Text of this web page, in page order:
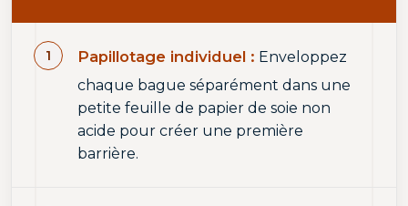
Papillotage individuel : Enveloppez
chaque bague séparément dans une
petite feuille de papier de soie non
acide pour créer une première
barrière.